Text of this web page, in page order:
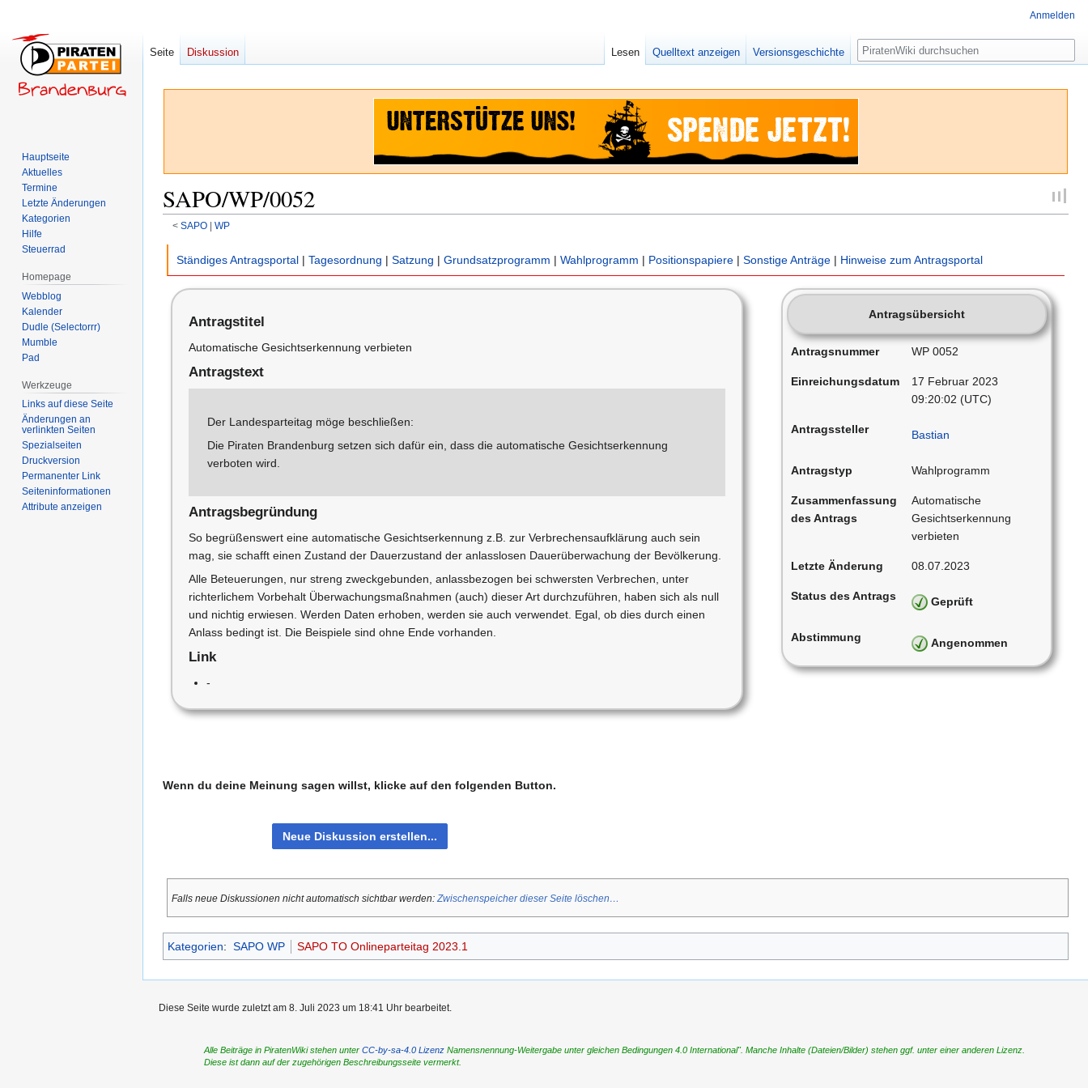
SAPO/WP/0052
< SAPO‎ | WP
Navigation
springen
springen
Ständiges Antragsportal | Tagesordnung | Satzung | Grundsatzprogramm | Wahlprogramm | Positionspapiere | Sonstige Anträge | Hinweise zum Antragsportal
Antragsübersicht
Antragsnummer WP 0052
Einreichungsdatum
17 Februar 2023
09:20:02 (UTC)
Antragssteller Bastian
Antragstyp Wahlprogramm
Zusammenfassung
des Antrags
Automatische
Gesichtserkennung
verbieten
Letzte Änderung 08.07.2023
Status des Antrags Geprüft
Abstimmung Angenommen
Antragstitel
Automatische Gesichtserkennung verbieten
Antragstext
Der Landesparteitag möge beschließen:
Die Piraten Brandenburg setzen sich dafür ein, dass die automatische Gesichtserkennung
verboten wird.
Antragsbegründung
So begrüßenswert eine automatische Gesichtserkennung z.B. zur Verbrechensaufklärung auch sein
mag, sie schafft einen Zustand der Dauerzustand der anlasslosen Dauerüberwachung der Bevölkerung.
Alle Beteuerungen, nur streng zweckgebunden, anlassbezogen bei schwersten Verbrechen, unter
richterlichem Vorbehalt Überwachungsmaßnahmen (auch) dieser Art durchzuführen, haben sich als null
und nichtig erwiesen. Werden Daten erhoben, werden sie auch verwendet. Egal, ob dies durch einen
Anlass bedingt ist. Die Beispiele sind ohne Ende vorhanden.
Link
-
Wenn du deine Meinung sagen willst, klicke auf den folgenden Button.
Falls neue Diskussionen nicht automatisch sichtbar werden: Zwischenspeicher dieser Seite löschen…
Kategorien: SAPO WP SAPO TO Onlineparteitag 2023.1
Anmelden
Seite Diskussion Lesen Quelltext anzeigen Versionsgeschichte Suche
Hauptseite
Aktuelles
Termine
Letzte Änderungen
Kategorien
Hilfe
Steuerrad
Homepage
Webblog
Kalender
Dudle (Selectorrr)
Mumble
Pad
Werkzeuge
Links auf diese Seite
Änderungen an
verlinkten Seiten
Spezialseiten
Druckversion
Permanenter Link
Seiten­­informationen
Attribute anzeigen
Diese Seite wurde zuletzt am 8. Juli 2023 um 18:41 Uhr bearbeitet.
Alle Beiträge in PiratenWiki stehen unterCC-by-sa-4.0 Lizenz Namensnennung-Weitergabe unter gleichen Bedingungen 4.0 International". Manche Inhalte (Dateien/Bilder) stehen ggf. unter einer anderen Lizenz.
Diese ist dann auf der zugehörigen Beschreibungsseite vermerkt.